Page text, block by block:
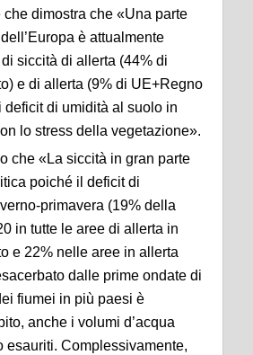
che dimostra che «Una parte
è attualmente
siccità di allerta (44% di
e di allerta (9% di UE+Regno
deficit di umidità al suolo in
lo stress della vegetazione».
che «La siccità in gran parte
poiché il deficit di
primavera (19% della
in tutte le aree di allerta in
e 22% nelle aree in allerta
dalle prime ondate di
fiumei in più paesi è
anche i volumi d’acqua
esauriti. Complessivamente,